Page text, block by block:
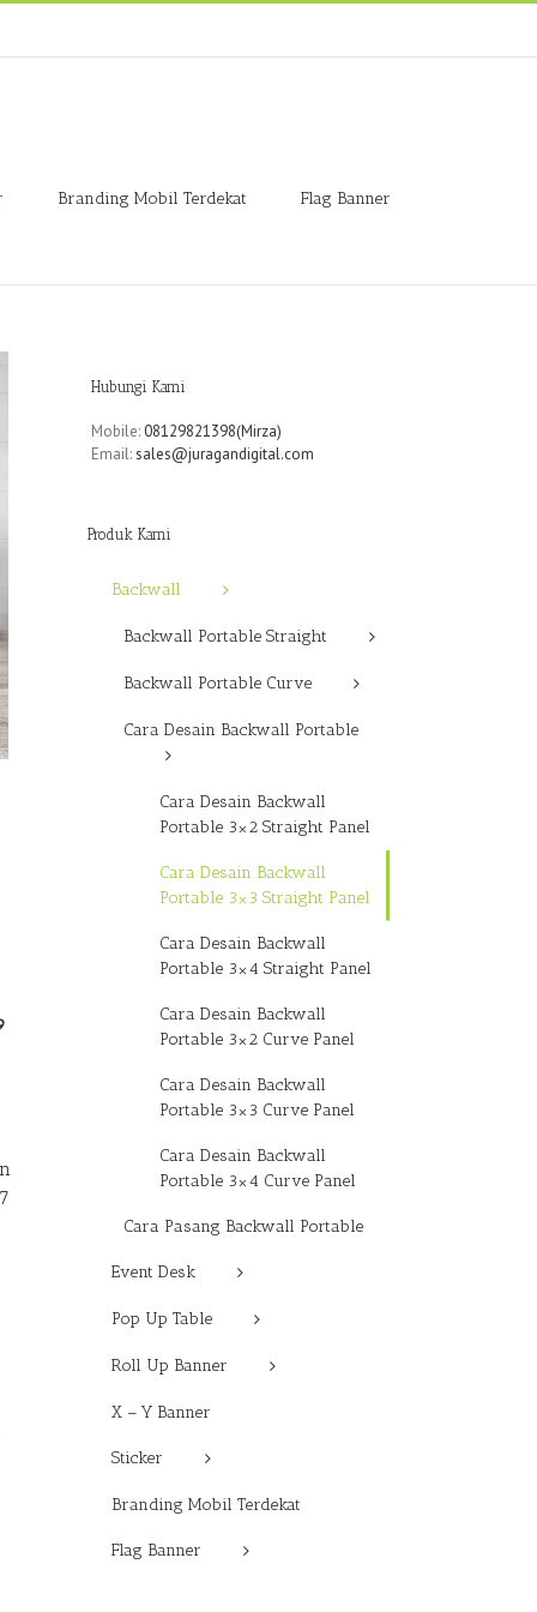
Branding Mobil Terdekat Flag Banner
Hubungi Kami
Mobile: 08129821398(Mirza)
Email:sales@juragandigital.com
Produk Kami
Backwall
Backwall Portable Straight
Backwall Portable Curve
Cara Desain Backwall Portable
Cara Desain Backwall
Portable 3×2 Straight Panel
Cara Desain Backwall
Portable 3×3 Straight Panel
Cara Desain Backwall
Portable 3×4 Straight Panel
Cara Desain Backwall
Portable 3×2 Curve Panel
Cara Desain Backwall
Portable 3×3 Curve Panel
Cara Desain Backwall
Portable 3×4 Curve Panel
Cara Pasang Backwall Portable
Event Desk
Pop Up Table
Roll Up Banner
X – Y Banner
Sticker
Branding Mobil Terdekat
Flag Banner